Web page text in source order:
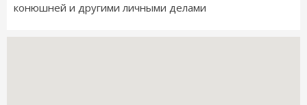
конюшней и другими личными делами